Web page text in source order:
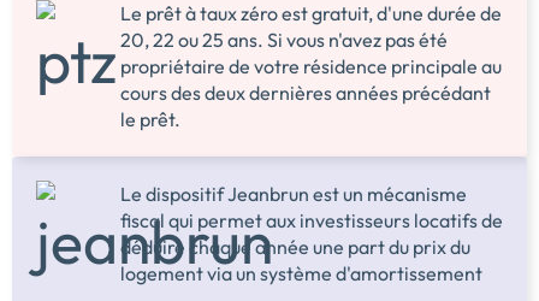
Le prêt à taux zéro est gratuit, d'une durée de
20, 22 ou 25 ans. Si vous n'avez pas été
propriétaire de votre résidence principale au
cours des deux dernières années précédant
le prêt.
Le dispositif Jeanbrun est un mécanisme
fiscal qui permet aux investisseurs locatifs de
déduire chaque année une part du prix du
logement via un système d'amortissement